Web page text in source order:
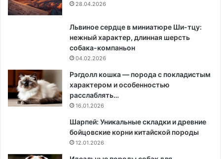
28.04.2026
Львиное сердце в миниатюре Ши-тцу:
нежный характер, длинная шерсть
собака-компаньон
04.02.2026
Рэгдолл кошка — порода с покладистым
характером и особенностью
расслаблять…
16.01.2026
Шарпей: Уникальные складки и древние
бойцовские корни китайской породы
12.01.2026